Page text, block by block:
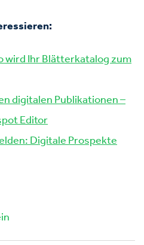
wird Ihr Blätterkatalog zum
digitalen Publikationen –
Editor
Digitale Prospekte